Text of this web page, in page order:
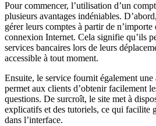
Pour commencer, l’utilisation d’un
plusieurs avantages indéniables.
gérer leurs comptes à partir de
connexion Internet. Cela signifie qu’ils
services bancaires lors de leurs
accessible à tout moment.
Ensuite, le service fournit également une
permet aux clients d’obtenir facilement
questions. De surcroît, le site met à
explicatifs et des tutoriels, ce qui facilite
dans l’interface.